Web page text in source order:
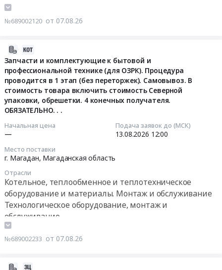
Оборудование и материалы для ремонта и
обслуживания автомобильной и спецтехники.
№689002120 от 07.08.26
Запчасти и комплектующие к бытовой и
профессиональной технике (для ОЗРК). Процедура
проводится в 1 этап (без переторжек). Самовывоз. В
стоимость товара включить стоимость Северной
упаковки, обрешетки. 4 конечных получателя.
ОБЯЗАТЕЛЬНО. . .
Начальная цена
—
Подача заявок до (МСК)
13.08.2026 12:00
Место поставки
г. Магадан, Магаданская область
Отрасли
Котельное, теплообменное и теплотехническое
оборудование и материалы. Монтаж и обслуживание
Технологическое оборудование, монтаж и
обслуживание
Бытовая техника (холодильники, телевизоры,
микроволновые печи и пр.), ремонт и обслуживание
№689002233 от 07.08.26